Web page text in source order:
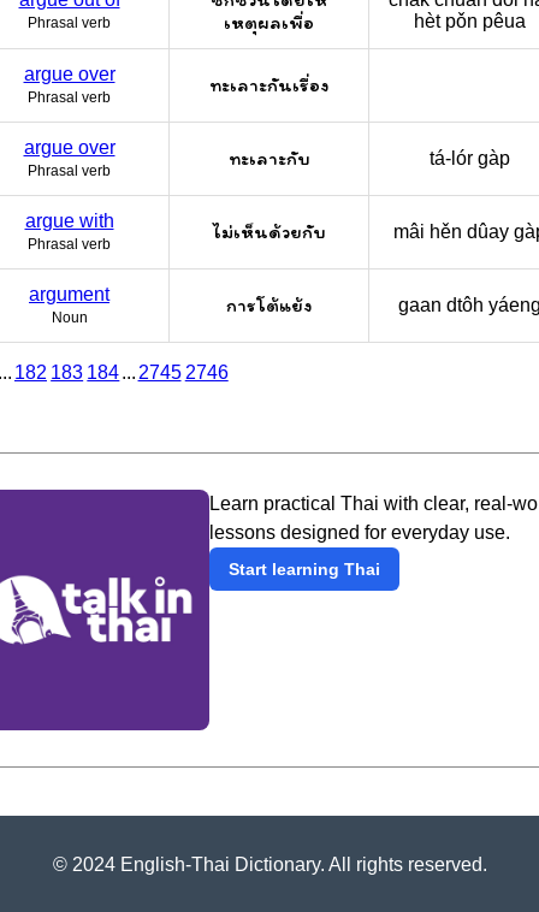
Phrasal verb
เหตุผลเพื่อ
hèt pǒn pêua
argue over
Phrasal verb
ทะเลาะกันเรื่อง
argue over
Phrasal verb
ทะเลาะกับ tá-lór gàp
argue with
Phrasal verb
ไม่เห็นด้วยกับ mâi hěn dûay
argument
Noun
การโต้แย้ง gaan dtôh
182 183 184... 2745 2746
Learn practical Thai with clear, real-
lessons designed for everyday use.
Start learning Thai
© 2024 English-Thai Dictionary. All rights reserved.